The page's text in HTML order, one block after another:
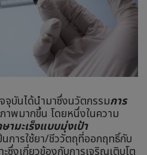
บันได้นำมาซึ่งนวัตกรรมการ
าพมากขึ้น โดยหนึ่งในความ
ามะเร็งแบบมุ่งเป้า
การใช้ยา/ชีววัตถุที่ออกฤทธิ์กับ
งเกี่ยวข้องกับการเจริญเติบโต